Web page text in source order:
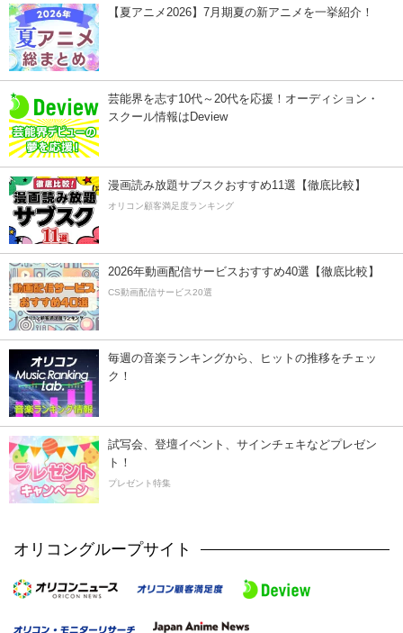
【夏アニメ2026】7月期夏の新アニメを一挙紹介！
芸能界を志す10代～20代を応援！オーディション・
スクール情報はDeview
漫画読み放題サブスクおすすめ11選【徹底比較】
オリコン顧客満足度ランキング
2026年動画配信サービスおすすめ40選【徹底比較】
CS動画配信サービス20選
毎週の音楽ランキングから、ヒットの推移をチェッ
ク！
試写会、登壇イベント、サインチェキなどプレゼン
ト！
プレゼント特集
オリコングループサイト